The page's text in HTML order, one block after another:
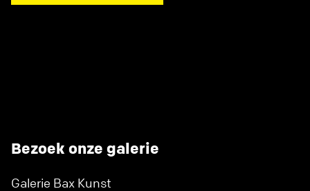
Bezoek onze galerie
Galerie Bax Kunst